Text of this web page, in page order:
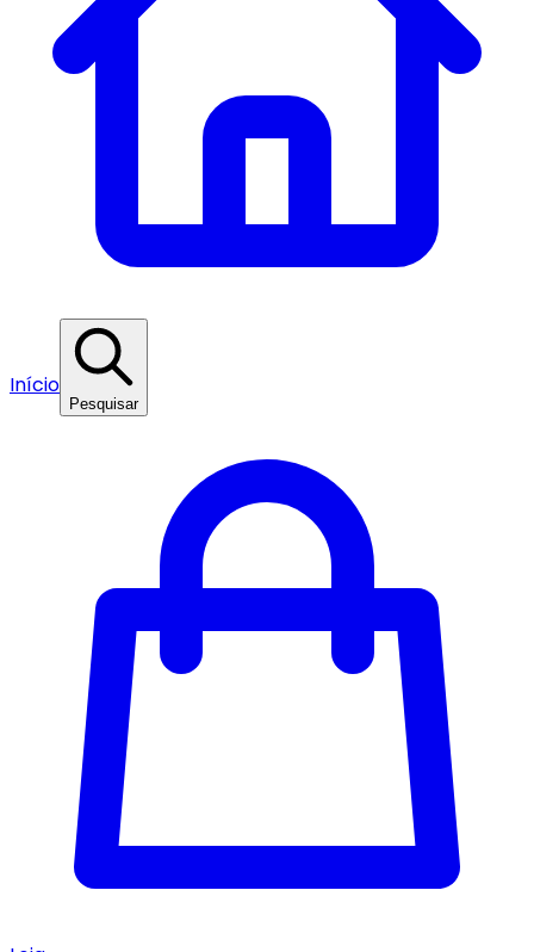
Início
Pesquisar